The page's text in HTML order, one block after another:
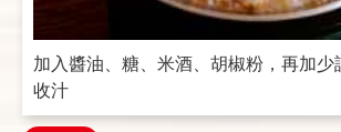
加入醬油、糖、米酒、胡椒粉，再加少
收汁